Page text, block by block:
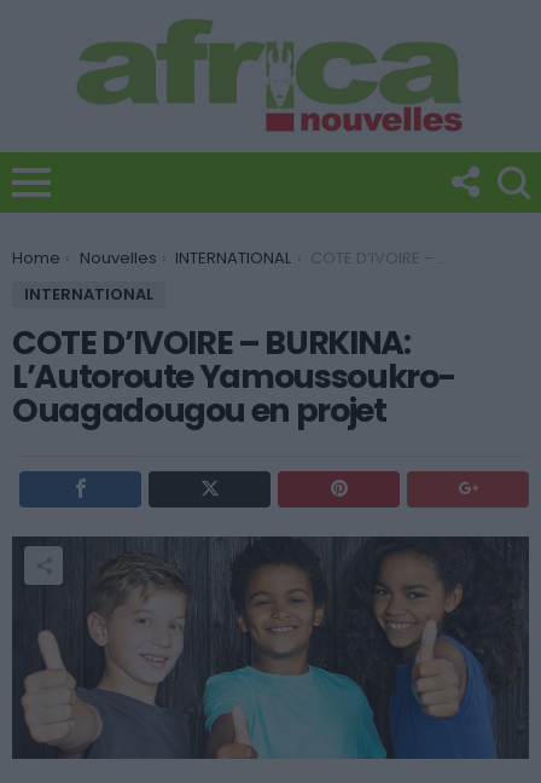
You are here:
Home Nouvelles INTERNATIONAL
COTE D’IVOIRE – BURKINA: L’Autoroute Yamoussoukro-Ouagadougou en projet
INTERNATIONAL
COTE D’IVOIRE – BURKINA:
L’Autoroute Yamoussoukro-
Ouagadougou en projet